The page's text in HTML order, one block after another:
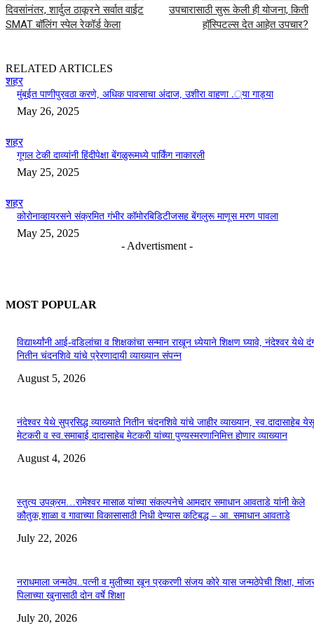
दिवसांनंतर, शार्दुल ठाकूरने सर्वात वाईट
SMAT बॉलिंग स्पेल रेकॉर्ड केला
उपचारासाठी सुरू केली ही योजना, किती
हॉस्पिटल्स देत आहेत उपचार?
RELATED ARTICLES
शहर
मुंबईत पाणीपुरवठा करणे, अधिक पावसाचा अंदाज, उशीरा वाहणा .्या गाड्या
May 26, 2025
शहर
गूगल टेकी दाव्यांनी हिंदीपेक्षा बेंगळुरूमध्ये पार्किंग नाकारली
May 25, 2025
शहर
कोरोनाव्हायरसने संक्रमित गंभीर कॉमोरबिडिटीजसह बेंगलुरू माणूस मरण पावला
May 25, 2025
- Advertisment -
MOST POPULAR
विद्यार्थ्यांनी आई-वडिलांचा व शिक्षकांचा सन्मान राखून ध्येयाने शिक्षण घ्यावे, नंदेश्वर येथे
नितीन चंदनशिवे यांचे प्रेरणादायी व्याख्यान संपन्न
August 5, 2026
नंदेश्वर येथे सुप्रसिद्ध व्याख्याते नितीन चंदनशिवे यांचे जाहीर व्याख्यान, स्व.दादासाहेब येसू
मेटकरी व स्व.समाबाई दादासाहेब मेटकरी यांच्या पुण्यस्मरणानिमित्त होणार व्याख्यान
August 4, 2026
स्तुत्य उपक्रम…रामेश्वर मासाळ यांच्या संकल्पनेचे आमदार समाधान आवताडे यांनी केले
कौतुक,शाळा व गावाच्या विकासासाठी निधी देण्यास कटिबद्ध – आ. समाधान आवताडे
July 22, 2026
नराधमाला जन्मठेप..पत्नी व मुलीच्या खून प्रकरणी संजय कोरे यास जन्मठेपेची शिक्षा,
पिलाच्या खुनासाठी दोन वर्षे शिक्षा
July 20, 2026